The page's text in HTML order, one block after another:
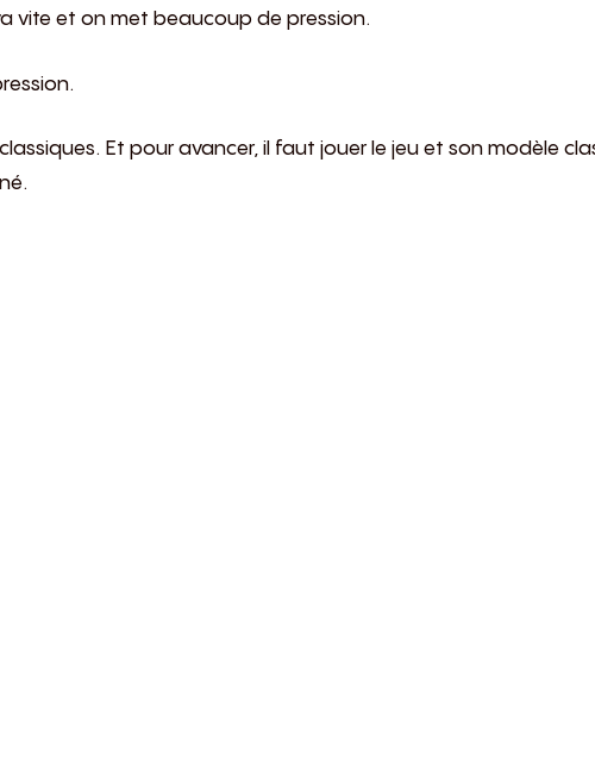
vite et on met beaucoup de pression.
Et pour avancer, il faut jouer le jeu et son modèle